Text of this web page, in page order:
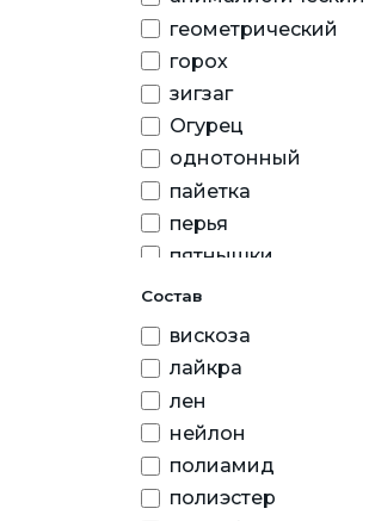
молочный
нежно-розовый
оливковый
оранжевый
персиковый
разноцветный
розовый
серебряный
серый
синий
геометрический
горох
зигзаг
Огурец
однотонный
пайетка
перья
пятнышки
рисунок
Состав
вискоза
лайкра
лен
нейлон
полиамид
полиэстер